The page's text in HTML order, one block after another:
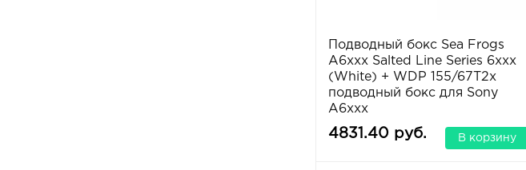
Подводный бокс Sea Frogs
A6xxx Salted Line Series 6xxx
(White) + WDP 155/67T2x
подводный бокс для Sony
A6xxx
4831.40 руб. В корзину